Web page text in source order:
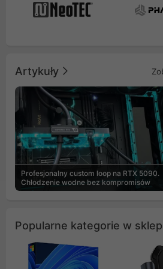
Artykuły
Profesjonalny custom loop na RTX 5090.
Chłodzenie wodne bez kompromisów
Popularne kategorie w